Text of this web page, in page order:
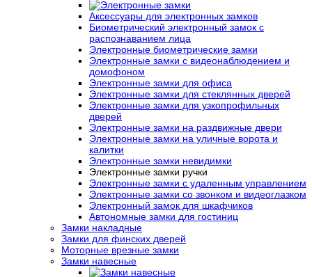
Аксессуары для электронных замков
Биометрический электронный замок с
распознаванием лица
Электронные биометрические замки
Электронные замки с видеонаблюдением и
домофоном
Электронные замки для офиса
Электронные замки для стеклянных дверей
Электронные замки для узкопрофильных
дверей
Электронные замки на раздвижные двери
Электронные замки на уличные ворота и
калитки
Электронные замки невидимки
Электронные замки ручки
Электронные замки с удаленным управлением
Электронные замки со звонком и видеоглазком
Электронный замок для шкафчиков
Автономные замки для гостиниц
Замки накладные
Замки для финских дверей
Моторные врезные замки
Замки навесные